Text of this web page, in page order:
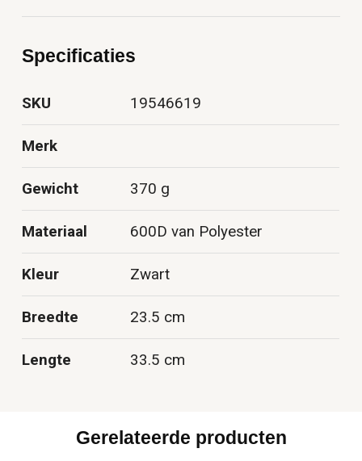
Specificaties
SKU 19546619
Merk
Gewicht 370 g
Materiaal 600D van Polyester
Kleur Zwart
Breedte 23.5 cm
Lengte 33.5 cm
Gerelateerde producten